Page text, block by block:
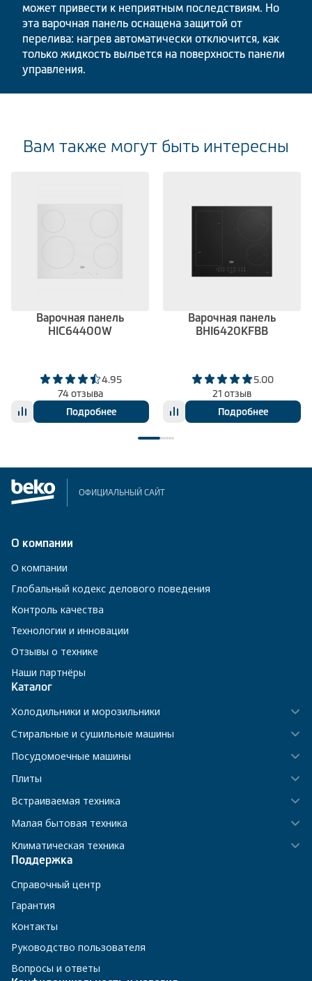
может привести к неприятным последствиям. Но
эта варочная панель оснащена защитой от
перелива: нагрев автоматически отключится, как
только жидкость выльется на поверхность панели
управления.
Вам также могут быть интересны
Варочная панель
HIC64400W
4.95
74 отзыва
Подробнее
Варочная панель
BHI6420KFBB
5.00
21 отзыв
Подробнее
ОФИЦИАЛЬНЫЙ САЙТ
О компании
О компании
Глобальный кодекс делового поведения
Контроль качества
Технологии и инновации
Отзывы о технике
Наши партнёры
Каталог
Холодильники и морозильники
Стиральные и сушильные машины
Посудомоечные машины
Плиты
Встраиваемая техника
Малая бытовая техника
Климатическая техника
Поддержка
Справочный центр
Гарантия
Контакты
Руководство пользователя
Вопросы и ответы